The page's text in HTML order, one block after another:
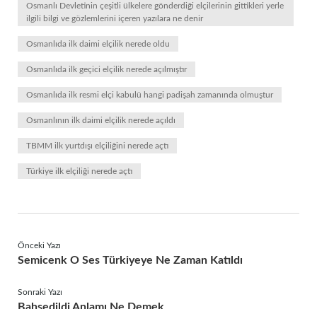
Osmanlı Devletinin çeşitli ülkelere gönderdiği elçilerinin gittikleri yerle
ilgili bilgi ve gözlemlerini içeren yazılara ne denir
Osmanlıda ilk daimi elçilik nerede oldu
Osmanlıda ilk geçici elçilik nerede açılmıştır
Osmanlıda ilk resmi elçi kabulü hangi padişah zamanında olmuştur
Osmanlının ilk daimi elçilik nerede açıldı
TBMM ilk yurtdışı elçiliğini nerede açtı
Türkiye ilk elçiliği nerede açtı
Önceki Yazı
Semicenk O Ses Türkiyeye Ne Zaman Katıldı
Sonraki Yazı